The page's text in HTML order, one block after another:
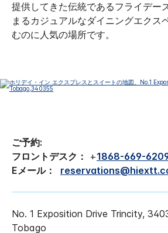
提供してきた伝統であるフライデー
まるカジュアルなダイニングエクス
むのに人気の場所です。
ご予約:
フロントデスク：
+1868-669-
Eメール：
No. 1 Exposition Drive Trincity,
Tobago